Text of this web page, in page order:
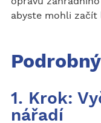
abyste mohli začít
1. Krok:
nářadí